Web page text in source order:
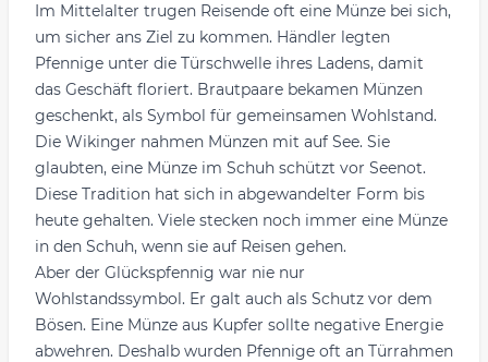
Im Mittelalter trugen Reisende oft eine Münze bei sich,
um sicher ans Ziel zu kommen. Händler legten
Pfennige unter die Türschwelle ihres Ladens, damit
das Geschäft floriert. Brautpaare bekamen Münzen
geschenkt, als Symbol für gemeinsamen Wohlstand.
Die Wikinger nahmen Münzen mit auf See. Sie
glaubten, eine Münze im Schuh schützt vor Seenot.
Diese Tradition hat sich in abgewandelter Form bis
heute gehalten. Viele stecken noch immer eine Münze
in den Schuh, wenn sie auf Reisen gehen.
Aber der Glückspfennig war nie nur
Wohlstandssymbol. Er galt auch als Schutz vor dem
Bösen. Eine Münze aus Kupfer sollte negative Energie
abwehren. Deshalb wurden Pfennige oft an Türrahmen